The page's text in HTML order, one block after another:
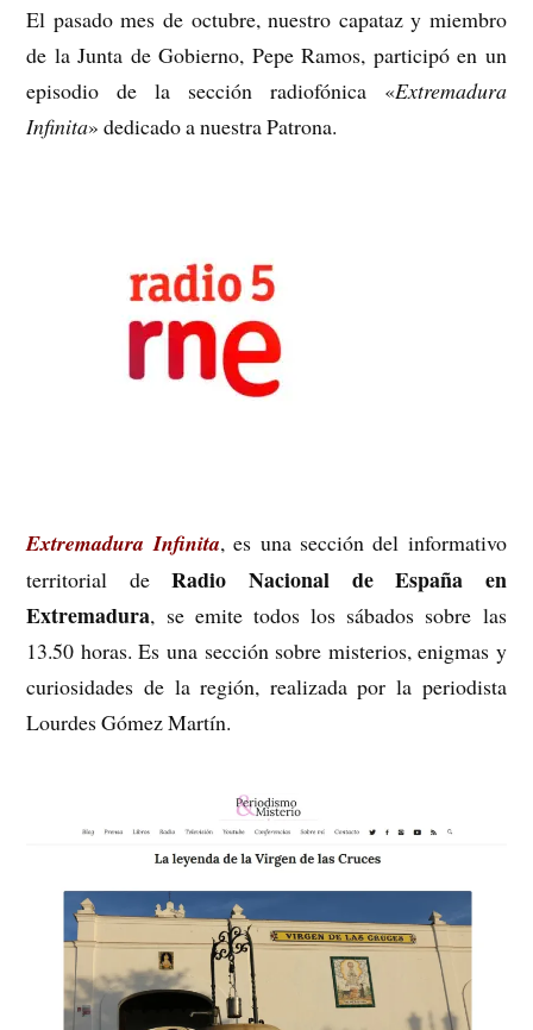
El pasado mes de octubre, nuestro capataz y miembro
de la Junta de Gobierno, Pepe Ramos, participó en un
episodio de la sección radiofónica «Extremadura
Infinita» dedicado a nuestra Patrona.
Extremadura Infinita, es una sección del informativo
territorial deRadio Nacional de España en
Extremadura, se emite todos los sábados sobre las
13.50 horas. Es una sección sobre misterios, enigmas y
curiosidades de la región, realizada por la periodista
Lourdes Gómez Martín.